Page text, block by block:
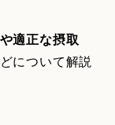
適正な摂取
について解説